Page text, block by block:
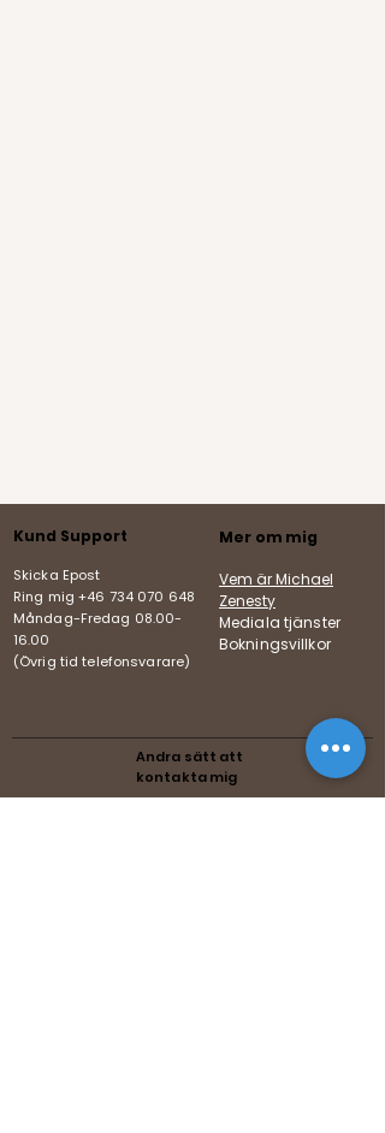
Kund Support
Skicka Epost
Ring mig +46 734 070 648
Måndag-Fredag 08.00-
16.00
(Övrig tid telefonsvarare)
Mer om mig
Vem är Michael
Zenesty
Mediala tjänster
Bokningsvillkor
Andra sätt att
kontakta mig